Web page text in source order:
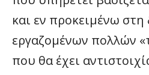
και εν προκειμένω στη
εργαζομένων πολλών
που θα έχει